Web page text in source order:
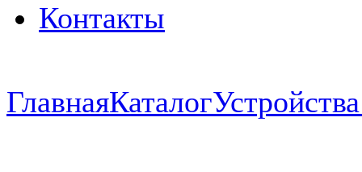
Контакты
ГлавнаяКаталог